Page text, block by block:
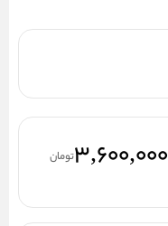
۳,۶۰۰,۰۰۰تومان